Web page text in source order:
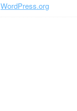
WordPress.org